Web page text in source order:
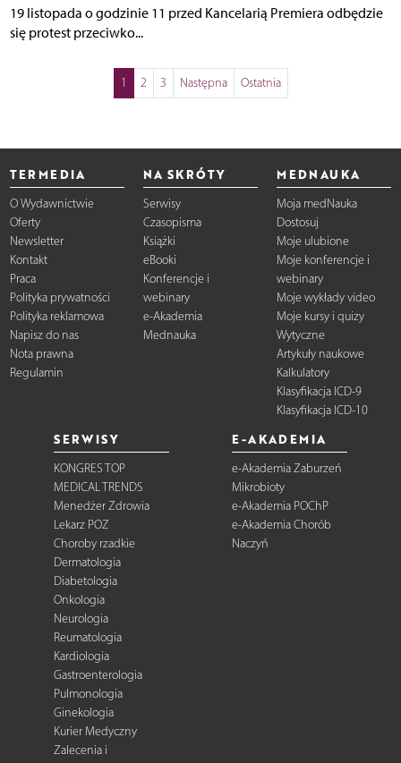
19 listopada o godzinie 11 przed Kancelarią Premiera odbędzie
się protest przeciwko...
1 2 3 Następna Ostatnia
TERMEDIA
O Wydawnictwie
Oferty
Newsletter
Kontakt
Praca
Polityka prywatności
Polityka reklamowa
Napisz do nas
Nota prawna
Regulamin
NA SKRÓTY
Serwisy
Czasopisma
Książki
eBooki
Konferencje i
webinary
e-Akademia
Mednauka
MEDNAUKA
Moja medNauka
Dostosuj
Moje ulubione
Moje konferencje i
webinary
Moje wykłady video
Moje kursy i quizy
Wytyczne
Artykuły naukowe
Kalkulatory
Klasyfikacja ICD-9
Klasyfikacja ICD-10
SERWISY
KONGRES TOP
MEDICAL TRENDS
Menedżer Zdrowia
Lekarz POZ
Choroby rzadkie
Dermatologia
Diabetologia
Onkologia
Neurologia
Reumatologia
Kardiologia
Gastroenterologia
Pulmonologia
Ginekologia
Kurier Medyczny
Zalecenia i
E-AKADEMIA
e-Akademia Zaburzeń
Mikrobioty
e-Akademia POChP
e-Akademia Chorób
Naczyń